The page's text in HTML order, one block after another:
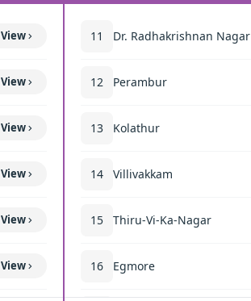
View
View
View
View
View
View
11 Dr. Radhakrishnan Nagar
12 Perambur
13 Kolathur
14 Villivakkam
15 Thiru-Vi-Ka-Nagar
16 Egmore